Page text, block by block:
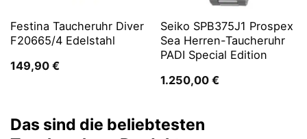
Festina Taucheruhr Diver
F20665/4 Edelstahl
149,90 €
Seiko SPB375J1 Prospex
Sea Herren-Taucheruhr
PADI Special Edition
1.250,00 €
Das sind die beliebtesten